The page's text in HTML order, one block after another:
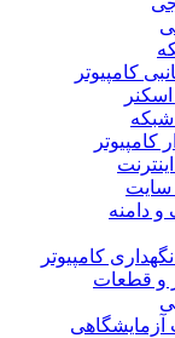
کامپیوتر
اسکنر
کامپیوتر
و دامنه
کامپیوتر
و قطعات
آزمایشگاهی